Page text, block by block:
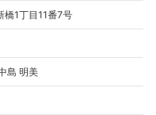
橋1丁目11番7号
島 明美